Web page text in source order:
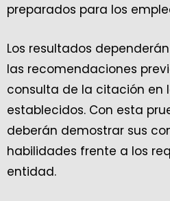
preparados para los
Los resultados
las recomendaciones
consulta de la citación en
establecidos. Con esta
deberán demostrar sus
habilidades frente a los
entidad.